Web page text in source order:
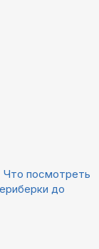
Что посмотреть
до